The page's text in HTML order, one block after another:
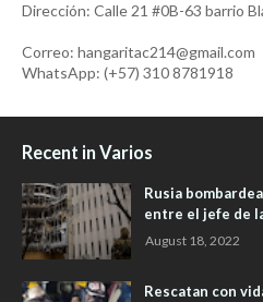
Dirección: Calle 21 #0B-63 barrio
Correo: hangaritac214@gmail.com
WhatsApp: (+57) 310 8781918
Recent in Varios
Rusia
entre el jefe de
August 18, 2022
Rescatan con